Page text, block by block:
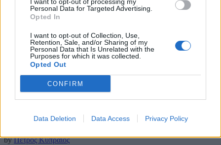
Personal Data for Targeted Advertising.
Opted In
I want to opt-out of Collection, Use,
Retention, Sale, and/or Sharing of my
Personal Data that Is Unrelated with the
Purposes for which it was collected.
Opted Out
CONFIRM
Data Deletion Data Access Privacy Policy
Μια ματιά στα πολυτελή σπίτια των Kardashian
Τις γνωρίζουν ακόμη και οι ...πέτρες. Πρόκειται για την οικογένεια
Kardashian, της οποίας η κάθε κίνηση γίνεται είδηση. …
16 Ιανουαρίου 2020
byΠέτρος Κυπραίος